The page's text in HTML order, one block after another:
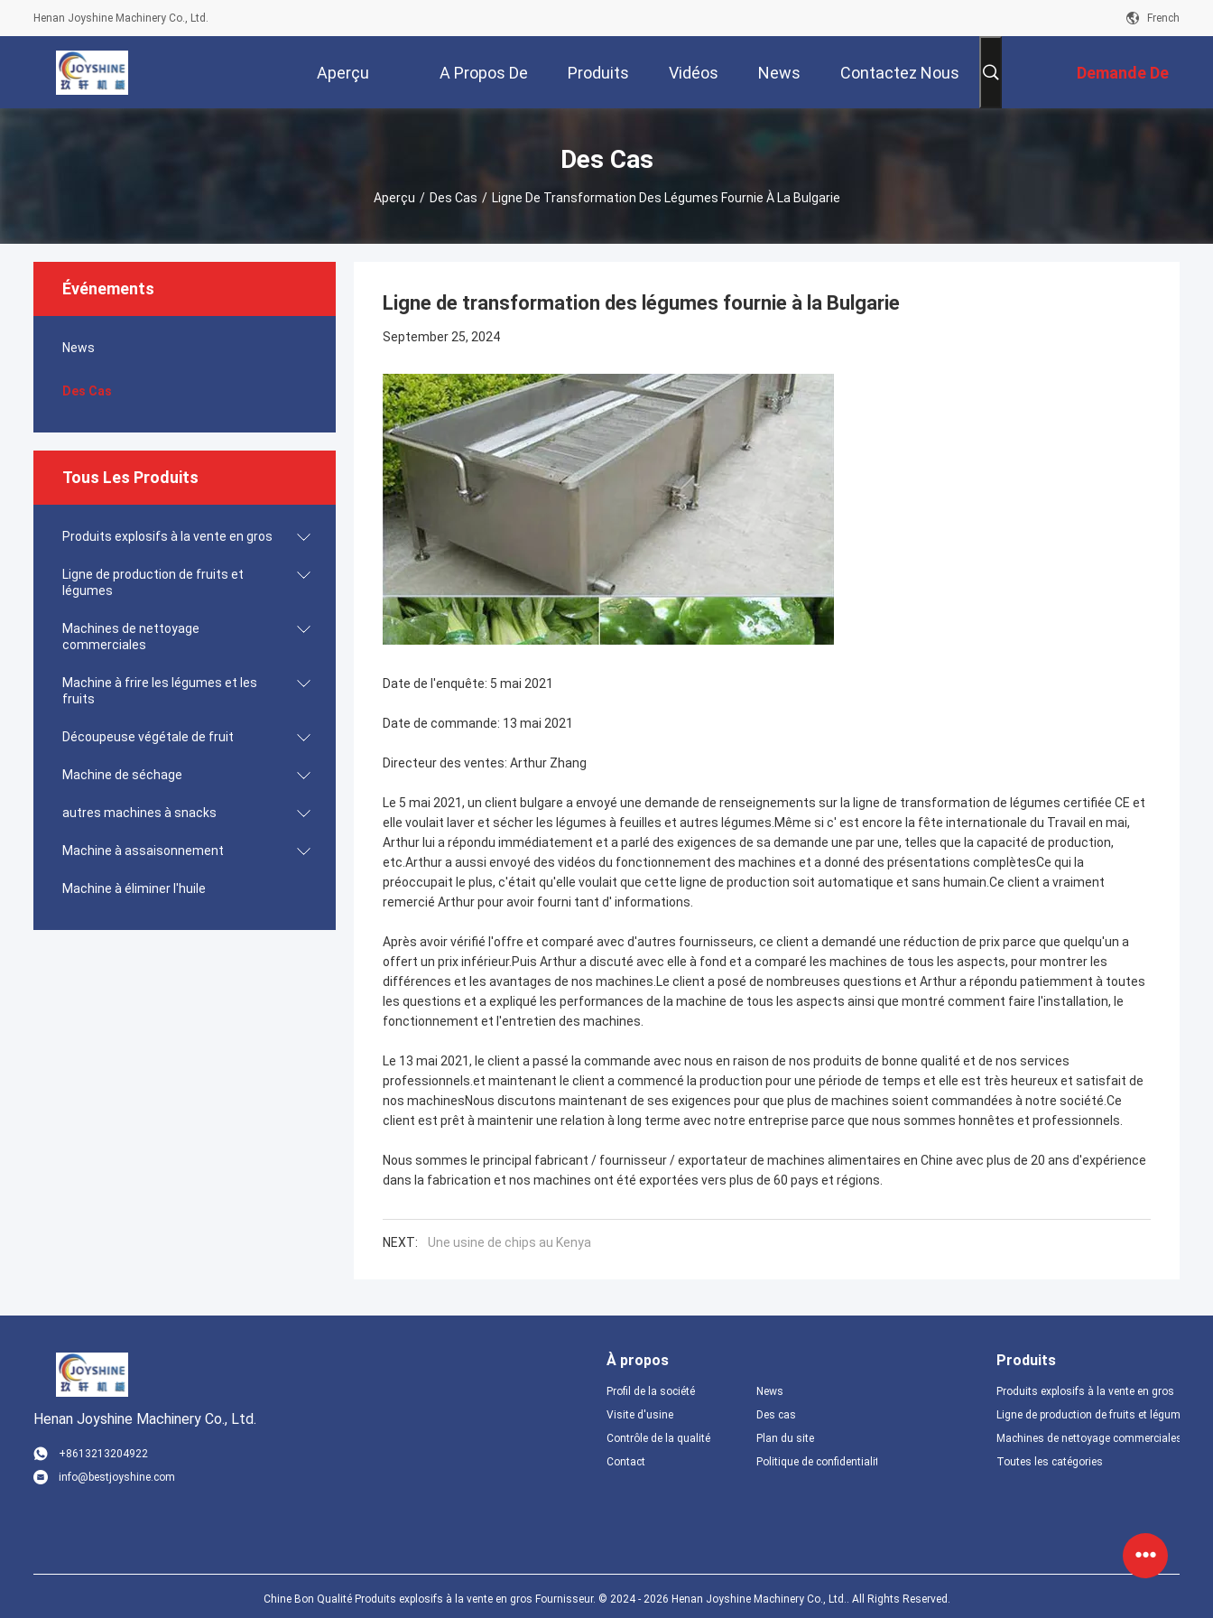
Henan Joyshine Machinery Co., Ltd. French
Aperçu A Propos De Produits Vidéos News Contactez Nous Demande De
Soumission
Des Cas
Aperçu / Des Cas / Ligne De Transformation Des Légumes Fournie À La Bulgarie
Événements
News
Des Cas
Tous Les Produits
Produits explosifs à la vente en gros
Ligne de production de fruits et
légumes
Machines de nettoyage
commerciales
Machine à frire les légumes et les
fruits
Découpeuse végétale de fruit
Machine de séchage
autres machines à snacks
Machine à assaisonnement
Machine à éliminer l'huile
Ligne de transformation des légumes fournie à la Bulgarie
September 25, 2024
Date de l'enquête: 5 mai 2021
Date de commande: 13 mai 2021
Directeur des ventes: Arthur Zhang
Le 5 mai 2021, un client bulgare a envoyé une demande de renseignements sur la ligne de transformation de légumes certifiée CE et
elle voulait laver et sécher les légumes à feuilles et autres légumes.Même si c' est encore la fête internationale du Travail en mai,
Arthur lui a répondu immédiatement et a parlé des exigences de sa demande une par une, telles que la capacité de production,
etc.Arthur a aussi envoyé des vidéos du fonctionnement des machines et a donné des présentations complètesCe qui la
préoccupait le plus, c'était qu'elle voulait que cette ligne de production soit automatique et sans humain.Ce client a vraiment
remercié Arthur pour avoir fourni tant d' informations.
Après avoir vérifié l'offre et comparé avec d'autres fournisseurs, ce client a demandé une réduction de prix parce que quelqu'un a
offert un prix inférieur.Puis Arthur a discuté avec elle à fond et a comparé les machines de tous les aspects, pour montrer les
différences et les avantages de nos machines.Le client a posé de nombreuses questions et Arthur a répondu patiemment à toutes
les questions et a expliqué les performances de la machine de tous les aspects ainsi que montré comment faire l'installation, le
fonctionnement et l'entretien des machines.
Le 13 mai 2021, le client a passé la commande avec nous en raison de nos produits de bonne qualité et de nos services
professionnels.et maintenant le client a commencé la production pour une période de temps et elle est très heureux et satisfait de
nos machinesNous discutons maintenant de ses exigences pour que plus de machines soient commandées à notre société.Ce
client est prêt à maintenir une relation à long terme avec notre entreprise parce que nous sommes honnêtes et professionnels.
Nous sommes le principal fabricant / fournisseur / exportateur de machines alimentaires en Chine avec plus de 20 ans d'expérience
dans la fabrication et nos machines ont été exportées vers plus de 60 pays et régions.
NEXT: Une usine de chips au Kenya
Henan Joyshine Machinery Co., Ltd.
+8613213204922
info@bestjoyshine.com
À propos
Profil de la société
Visite d'usine
Contrôle de la qualité
Contact
News
Des cas
Plan du site
Politique de confidentialité
Produits
Produits explosifs à la vente en gros
Ligne de production de fruits et légumes
Machines de nettoyage commerciales
Toutes les catégories
Chine Bon Qualité Produits explosifs à la vente en gros Fournisseur. © 2024 - 2026 Henan Joyshine Machinery Co., Ltd.. All Rights Reserved.